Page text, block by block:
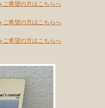
ご希望の方はこちらへ
ご希望の方はこちらへ
ご希望の方はこちらへ